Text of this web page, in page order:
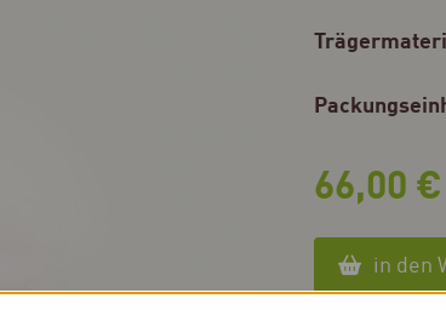
66,00
in den